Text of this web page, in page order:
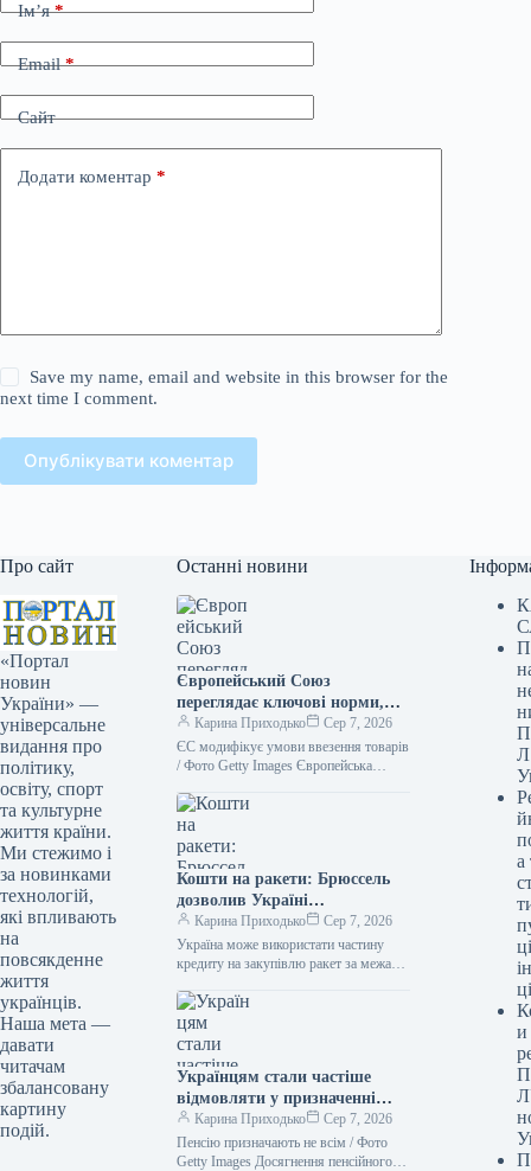
Ім’я*
Email*
Сайт
Додати коментар *
Save my name, email and website in this browser for the
next time I comment.
Опублікувати коментар
Про сайт
«Портал
новин
України» —
універсальне
видання про
політику,
освіту, спорт
та культурне
життя країни.
Ми стежимо і
за новинками
технологій,
які впливають
на
повсякденне
життя
українців.
Наша мета —
давати
читачам
збалансовану
картину
подій.
Останні новини
Європейський Союз
переглядає ключові норми,
що стануть дійсними з 12
серпня.
Карина Приходько
Сер 7, 2026
ЄС модифікує умови ввезення товарів
/ Фото Getty Images Європейська
щодо ввезення. Ці зміни
торкнутимуться живих…
Кошти на ракети: Брюссель
дозволив Україні
озброюватися не тільки в
країнах ЄС
Карина Приходько
Сер 7, 2026
Україна може використати частину
кредиту на закупівлю ракет за межами
допомоги, яку Євросоюз надає в…
Українцям стали частіше
відмовляти у призначенні
пенсії: хто може залишитися
без грошового забезпечення
Карина Приходько
Сер 7, 2026
Пенсію призначають не всім / Фото
Getty Images Досягнення пенсійного
Л
а
ці
и